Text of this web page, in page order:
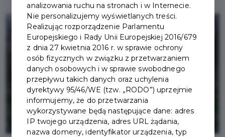
analizowania ruchu na stronach i w Internecie.
Nie personalizujemy wyświetlanych treści.
Realizując rozporządzenie Parlamentu
Europejskiego i Rady Unii Europejskiej 2016/679
z dnia 27 kwietnia 2016 r. w sprawie ochrony
osób fizycznych w związku z przetwarzaniem
danych osobowych i w sprawie swobodnego
przepływu takich danych oraz uchylenia
dyrektywy 95/46/WE (tzw. „RODO”) uprzejmie
informujemy, że do przetwarzania
wykorzystywane będą następujące dane: adres
IP twojego urządzenia, adres URL żądania,
nazwa domeny, identyfikator urządzenia, typ